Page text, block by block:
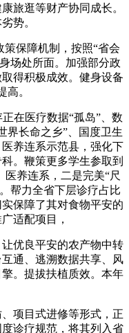
旅逛等财产协同成长。
势。
保障机制，按照“省会
场处所面。加强部分政
得积极成效。健身设备
高。
在医疗数据“孤岛”、数
界长命之乡”、国度卫生
养连系示范县，强化下
。鞭策更多学生参取到
养连系，二是完美“尺
帮力全省下层诊疗占比
保障了其对食物平安的
适配项目，
优良平安的农产物中转
通、逃溯数据共享、风
。提拔扶植质效。本年
项目式进修等形式，正
诊疗规范，将其列入省